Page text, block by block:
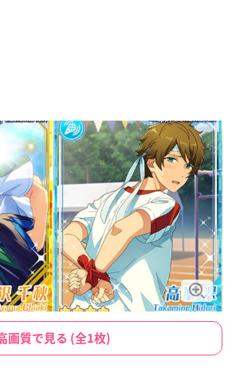
画質で見る (全1枚)